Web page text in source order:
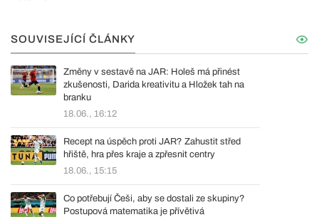
SOUVISEJÍCÍ ČLÁNKY
Změny v sestavě na JAR: Holeš má přinést
zkušenosti, Darida kreativitu a Hložek tah na
branku
18.06., 16:12
Recept na úspěch proti JAR? Zahustit střed
hřiště, hra přes kraje a zpřesnit centry
18.06., 15:15
Co potřebují Češi, aby se dostali ze skupiny?
Postupová matematika je přívětivá